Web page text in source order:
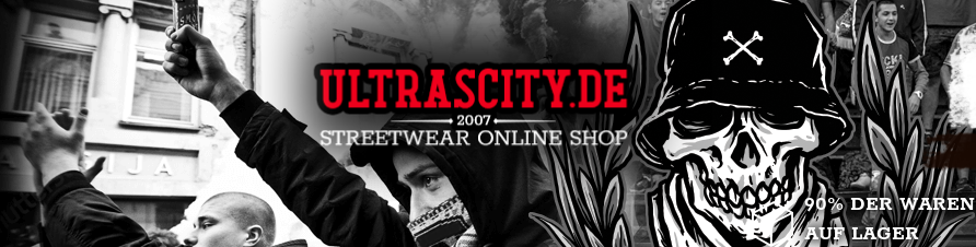
90% DER WAREN
AUF LAGER